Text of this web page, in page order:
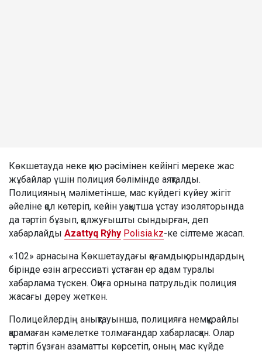
Көкшетауда неке қию рәсімінен кейінгі мереке жас
жұбайлар үшін полиция бөлімінде аяқталды.
Полицияның мәліметінше, мас күйдегі күйеу жігіт
әйеліне қол көтеріп, кейін уақытша ұстау изоляторында
да тәртіп бұзып, қолжуғышты сындырған, деп
хабарлайды Azattyq Rýhy Polisia.kz-ке сілтеме жасап.
«102» арнасына Көкшетаудағы қоғамдық орындардың
бірінде өзін агрессивті ұстаған ер адам туралы
хабарлама түскен. Оқиға орнына патрульдік полиция
жасағы дереу жеткен.
Полицейлердің анықтауынша, полицияға немқұрайлы
қарамаған кәмелетке толмағандар хабарласқан. Олар
тәртіп бұзған азаматты көрсетіп, оның мас күйде